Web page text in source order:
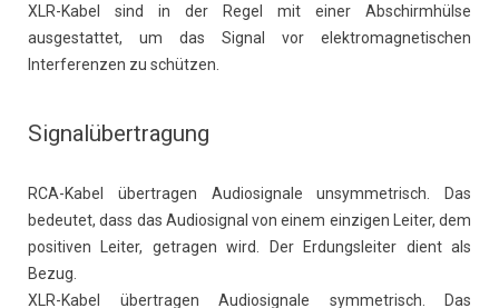
XLR-Kabel sind in der Regel mit einer Abschirmhülse
ausgestattet, um das Signal vor elektromagnetischen
Interferenzen zu schützen.
Signalübertragung
RCA-Kabel übertragen Audiosignale unsymmetrisch. Das
bedeutet, dass das Audiosignal von einem einzigen Leiter, dem
positiven Leiter, getragen wird. Der Erdungsleiter dient als
Bezug.
XLR-Kabel übertragen Audiosignale symmetrisch. Das